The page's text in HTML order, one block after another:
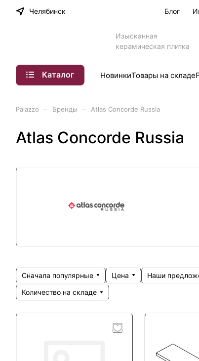
Челябинск Блог
Изысканная
керамическая плитка
Каталог НовинкиТовары на складе
Palazzo Бренды Atlas Concorde Russia
Atlas Concorde Russia
Сначала популярные Цена Наши
Количество на складе